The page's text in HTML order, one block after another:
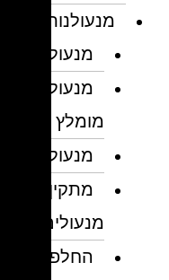
מנעולנות
מנעולן
מנעולן
מומלץ
מנעולנים
מתקין
מנעולים
החלפת